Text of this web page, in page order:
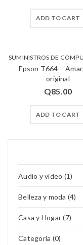
Audio y video (1)
Belleza y moda (4)
Casa y Hogar (7)
Categoria (0)
ADD TO CART
SUMINISTROS DE
Epson T664 –
original
Q85.00
ADD TO CART